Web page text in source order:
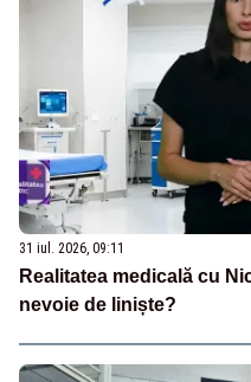
31 iul. 2026, 09:11
Realitatea medicală cu
nevoie de liniște?